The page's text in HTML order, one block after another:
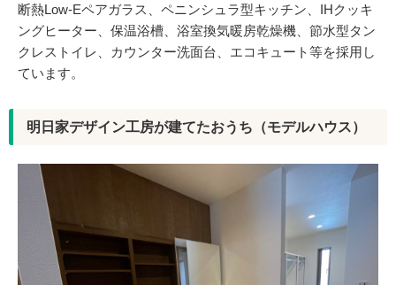
断熱Low-Eペアガラス、ペニンシュラ型キッチン、IHクッキ
ングヒーター、保温浴槽、浴室換気暖房乾燥機、節水型タン
クレストイレ、カウンター洗面台、エコキュート等を採用し
ています。
明日家デザイン工房が建てたおうち（モデルハウス）